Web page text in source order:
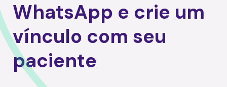
WhatsApp e crie um
vínculo com seu
paciente